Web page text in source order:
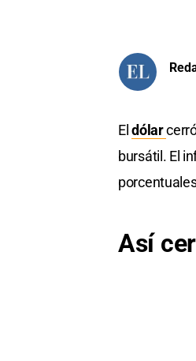
Eldólar
bursátil. El
Así